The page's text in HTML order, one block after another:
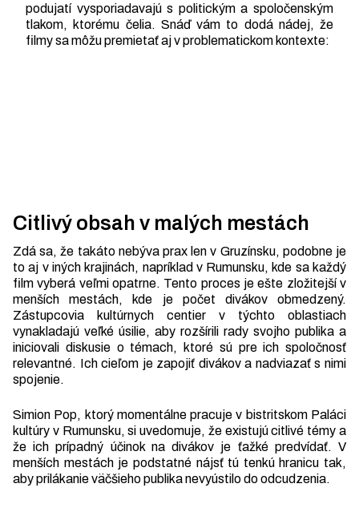
podujatí vysporiadavajú s politickým a spoločenským
tlakom, ktorému čelia. Snáď vám to dodá nádej, že
filmy sa môžu premietať aj v problematickom kontexte:
Citlivý obsah v malých mestách
Zdá sa, že takáto nebýva prax len v Gruzínsku, podobne je
to aj v iných krajinách, napríklad v Rumunsku, kde sa každý
film vyberá veľmi opatrne. Tento proces je ešte zložitejší v
menších mestách, kde je počet divákov obmedzený.
Zástupcovia kultúrnych centier v týchto oblastiach
vynakladajú veľké úsilie, aby rozšírili rady svojho publika a
iniciovali diskusie o témach, ktoré sú pre ich spoločnosť
relevantné. Ich cieľom je zapojiť divákov a nadviazať s nimi
spojenie.
Simion Pop, ktorý momentálne pracuje v bistritskom Paláci
kultúry v Rumunsku, si uvedomuje, že existujú citlivé témy a
že ich prípadný účinok na divákov je ťažké predvídať. V
menších mestách je podstatné nájsť tú tenkú hranicu tak,
aby prilákanie väčšieho publika nevyústilo do odcudzenia.